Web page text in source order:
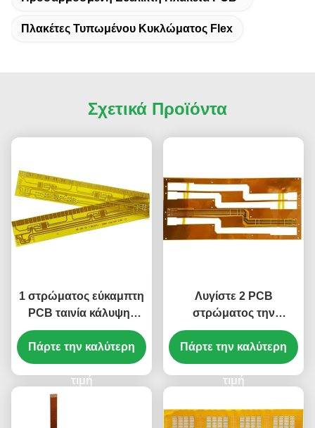
Πλακέτες Τυπωμένου Κυκλώματος Flex
Σχετικά Προϊόντα
1 στρώματος εύκαμπτη
PCB ταινία κάλυψης
πινάκων κίτρινη 1 Oz
PCB χαλκού
Πάρτε την καλύτερη
τιμή
Λυγίστε 2 PCB
στρώματος την
εύκαμπτη ταινία 0.5mm
κάλυψης πινάκων
κίτρινη Silkscreen
Πάρτε την καλύτερη
τιμή